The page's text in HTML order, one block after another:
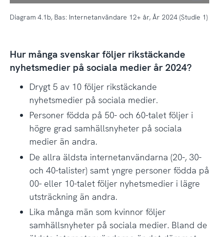
Diagram 4.1b, Bas: Internetanvändare 12+ år, År 2024 (Studie 1)
Hur många svenskar följer rikstäckande
nyhetsmedier på sociala medier år 2024?
Drygt 5 av 10 följer rikstäckande
nyhetsmedier på sociala medier.
Personer födda på 50- och 60-talet följer i
högre grad samhällsnyheter på sociala
medier än andra.
De allra äldsta internetanvändarna (20-, 30-
och 40-talister) samt yngre personer födda på
00- eller 10-talet följer nyhetsmedier i lägre
utsträckning än andra.
Lika många män som kvinnor följer
samhällsnyheter på sociala medier. Bland de